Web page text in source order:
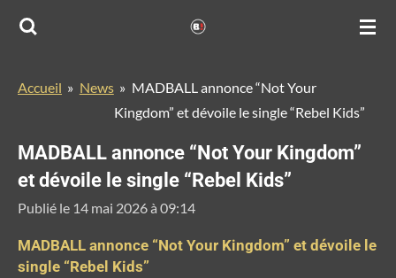
Passer
principal
Accueil » News » MADBALL annonce “Not Your
Kingdom” et dévoile le single “Rebel Kids”
MADBALL annonce “Not Your Kingdom”
et dévoile le single “Rebel Kids”
Publié le 14 mai 2026 à 09:14
MADBALL annonce “Not Your Kingdom” et dévoile le
single “Rebel Kids”